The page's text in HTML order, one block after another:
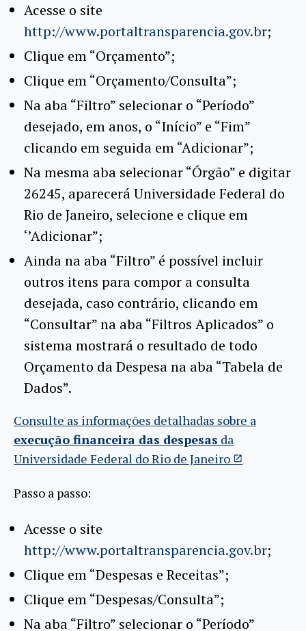
Acesse o site
http://www.portaltransparencia.gov.br;
Clique em “Orçamento”;
Clique em “Orçamento/Consulta”;
Na aba “Filtro” selecionar o “Período”
desejado, em anos, o “Início” e “Fim”
clicando em seguida em “Adicionar”;
Na mesma aba selecionar “Órgão” e digitar
26245, aparecerá Universidade Federal do
Rio de Janeiro, selecione e clique em
‘’Adicionar”;
Ainda na aba “Filtro” é possível incluir
outros itens para compor a consulta
desejada, caso contrário, clicando em
“Consultar” na aba “Filtros Aplicados” o
sistema mostrará o resultado de todo
Orçamento da Despesa na aba “Tabela de
Dados”.
Consulte as informações detalhadas sobre a
execução financeira das despesas da
Universidade Federal do Rio de Janeiro
Passo a passo:
Acesse o site
http://www.portaltransparencia.gov.br;
Clique em “Despesas e Receitas”;
Clique em “Despesas/Consulta”;
Na aba “Filtro” selecionar o “Período”